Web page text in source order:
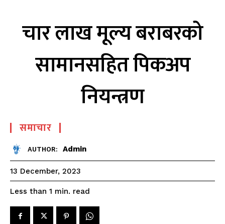
चार लाख मूल्य बराबरको
सामानसहित पिकअप
नियन्त्रण
समाचार
AUTHOR: Admin
13 December, 2023
Less than 1 min. read